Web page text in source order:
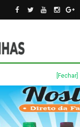
[Fechar]